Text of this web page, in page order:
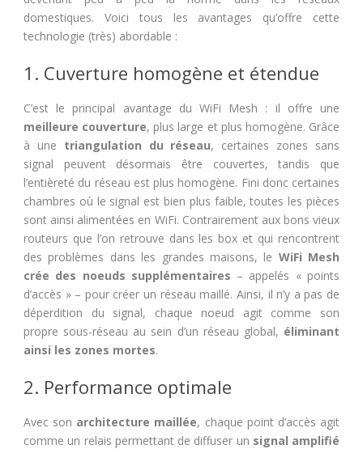
domestiques. Voici tous les avantages qu’offre cette
technologie (très) abordable :
1. Cuverture homogène et étendue
C’est le principal avantage du WiFi Mesh : il offre une
meilleure couverture, plus large et plus homogène. Grâce
à une triangulation du réseau, certaines zones sans
signal peuvent désormais être couvertes, tandis que
l’entièreté du réseau est plus homogène. Fini donc certaines
chambres où le signal est bien plus faible, toutes les pièces
sont ainsi alimentées en WiFi. Contrairement aux bons vieux
routeurs que l’on retrouve dans les box et qui rencontrent
des problèmes dans les grandes maisons, le WiFi Mesh
crée des noeuds supplémentaires – appelés « points
d’accès » – pour créer un réseau maillé. Ainsi, il n’y a pas de
déperdition du signal, chaque noeud agit comme son
propre sous-réseau au sein d’un réseau global, éliminant
ainsi les zones mortes.
2. Performance optimale
Avec son architecture maillée, chaque point d’accès agit
comme un relais permettant de diffuser un signal amplifié